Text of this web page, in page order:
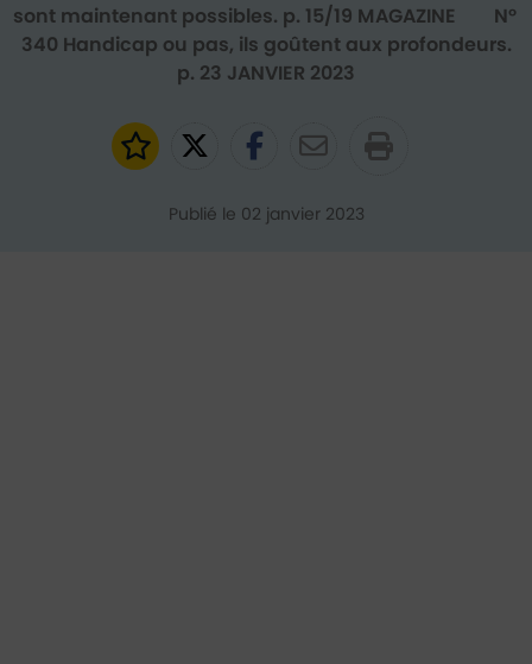
sont maintenant possibles. p. 15/19 M AGAZINE N°
340 Handicap ou pas, ils goûtent aux profondeurs.
p. 23 JANVIER 2023
Ajouter aux favoris
Partager sur Twitter
Partager sur
Partager par
Publié le 02 janvier 2023